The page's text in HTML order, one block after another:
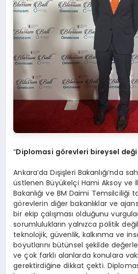
“Diplomasi görevleri bireysel
Ankara’da Dışişleri Bakanlığı’nda
üstlenen Büyükelçi Hami Aksoy ve
Bakanlığı ve BM Daimi Temsilciliği
görevlerin diğer bakanlıklar ve
bir ekip çalışması olduğunu
sorumlulukların yalnızca politik
teknolojik, güvenlik, kalkınma ve
boyutlarını bütünsel şekilde
ve çok farklı alanlarda konulara
gerektirdiğine dikkat çekti.